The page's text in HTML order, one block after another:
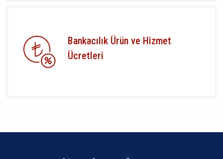
Bankacılık Ürün ve Hizmet
Ücretleri